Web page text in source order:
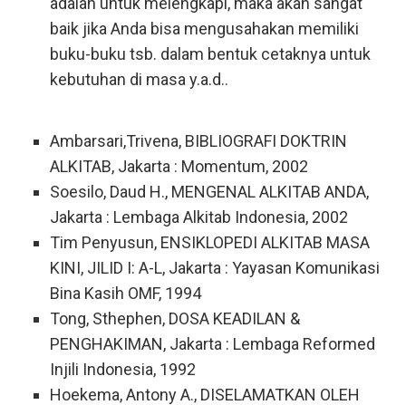
baik jika Anda bisa mengusahakan memiliki
buku-buku tsb. dalam bentuk cetaknya untuk
kebutuhan di masa y.a.d..
Ambarsari,Trivena, BIBLIOGRAFI DOKTRIN
ALKITAB, Jakarta : Momentum, 2002
Soesilo, Daud H., MENGENAL ALKITAB ANDA,
Jakarta : Lembaga Alkitab Indonesia, 2002
Tim Penyusun, ENSIKLOPEDI ALKITAB MASA
KINI, JILID I: A-L, Jakarta : Yayasan Komunikasi
Bina Kasih OMF, 1994
Tong, Sthephen, DOSA KEADILAN &
PENGHAKIMAN, Jakarta : Lembaga Reformed
Injili Indonesia, 1992
Hoekema, Antony A., DISELAMATKAN OLEH